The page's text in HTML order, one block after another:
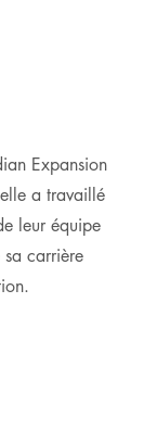
Expansion
a travaillé
leur équipe
carrière